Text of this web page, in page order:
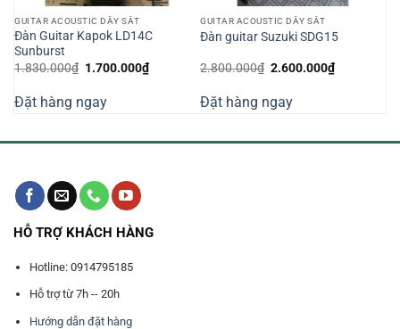
GUITAR ACOUSTIC DÂY SẮT
Đàn Guitar Kapok LD14C
Sunburst
1.830.000₫ Giá
1.830.000₫.
1.700.000₫Giá
hiện
1.700.000₫.
Đặt hàng ngay
GUITAR ACOUSTIC DÂY SẮT
Đàn guitar Suzuki SDG15
2.800.000₫ Giá
2.800.000₫.
2.600.000₫Giá
hiện
Đặt hàng ngay
HỖ TRỢ KHÁCH HÀNG
Hotline: 0914795185
Hỗ trợ từ 7h -- 20h
Hướng dẫn đặt hàng